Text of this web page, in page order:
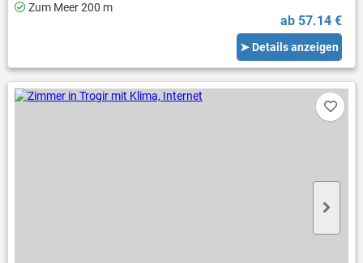
Zum Meer 200 m
ab 57.14 €
➤ Details anzeigen